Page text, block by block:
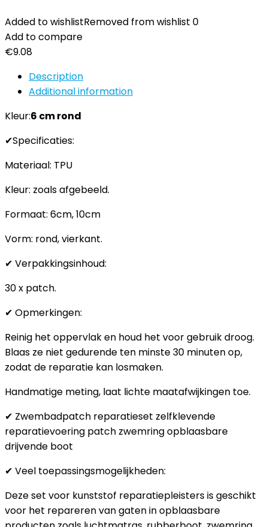
Added to wishlistRemoved from wishlist 0
Add to compare
€9.08
Description
Additional information
Kleur:6 cm rond
✔Specificaties:
Materiaal: TPU
Kleur: zoals afgebeeld.
Formaat: 6cm, 10cm
Vorm: rond, vierkant.
✔ Verpakkingsinhoud:
30 x patch.
✔ Opmerkingen:
Reinig het oppervlak en houd het voor gebruik droog.
Blaas ze niet gedurende ten minste 30 minuten op,
zodat de reparatie kan losmaken.
Handmatige meting, laat lichte maatafwijkingen toe.
✔ Zwembadpatch reparatieset zelfklevende
reparatievoering patch zwemring opblaasbare
drijvende boot
✔ Veel toepassingsmogelijkheden:
Deze set voor kunststof reparatiepleisters is geschikt
voor het repareren van gaten in opblaasbare